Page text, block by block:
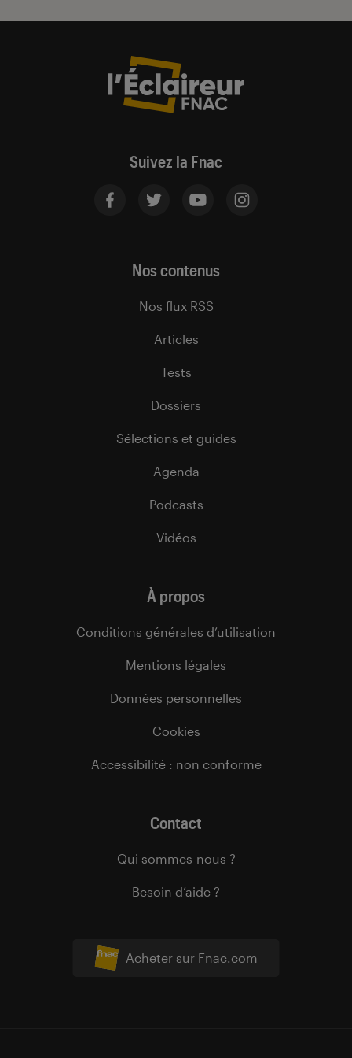
Suivez la Fnac
Acheter sur Fnac.com
Nos contenus
Nos flux RSS
Articles
Tests
Dossiers
Sélections et guides
Agenda
Podcasts
Vidéos
À propos
Conditions générales d’utilisation
Mentions légales
Données personnelles
Cookies
Accessibilité : non conforme
Contact
Qui sommes-nous ?
Besoin d’aide ?